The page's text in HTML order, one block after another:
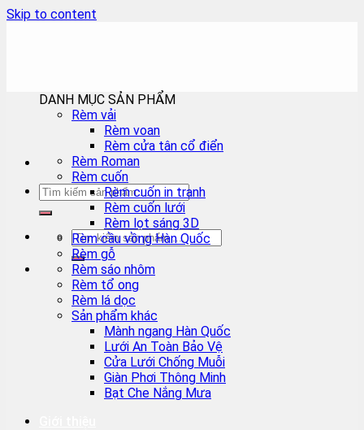
Skip to content
DANH MỤC SẢN PHẨM
Rèm vải
Rèm voan
Rèm cửa tân cổ điển
Rèm Roman
Rèm cuốn
Rèm cuốn in tranh
Rèm cuốn lưới
Rèm lọt sáng 3D
Rèm cầu vồng Hàn Quốc
Rèm gỗ
Rèm sáo nhôm
Rèm tổ ong
Rèm lá dọc
Sản phẩm khác
Mành ngang Hàn Quốc
Lưới An Toàn Bảo Vệ
Cửa Lưới Chống Muỗi
Giàn Phơi Thông Minh
Bạt Che Nắng Mưa